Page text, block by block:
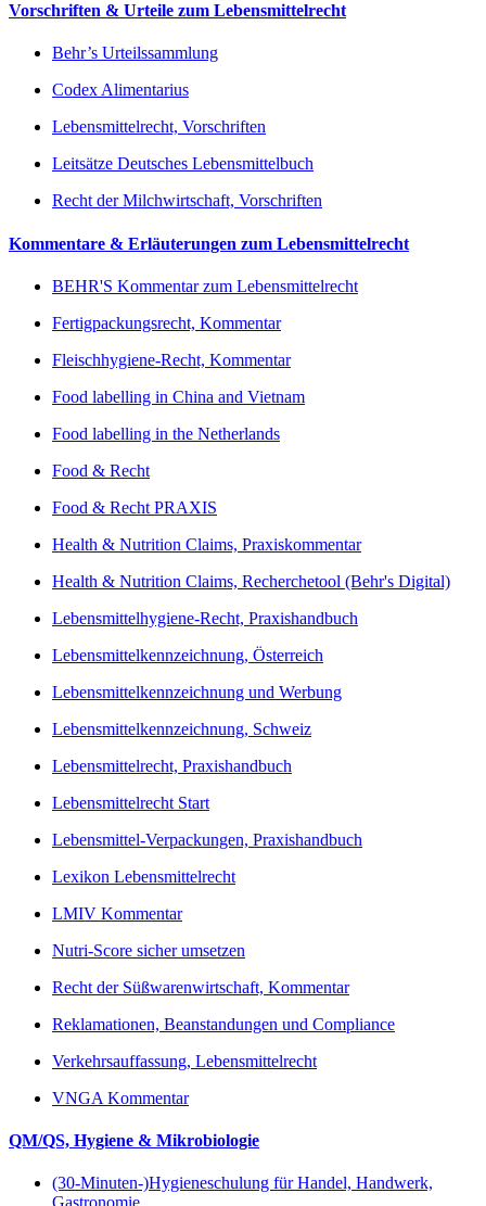
Vorschriften & Urteile zum Lebensmittelrecht
Behr’s Urteilssammlung
Codex Alimentarius
Lebensmittelrecht, Vorschriften
Leitsätze Deutsches Lebensmittelbuch
Recht der Milchwirtschaft, Vorschriften
Kommentare & Erläuterungen zum Lebensmittelrecht
BEHR'S Kommentar zum Lebensmittelrecht
Fertigpackungsrecht, Kommentar
Fleischhygiene-Recht, Kommentar
Food labelling in China and Vietnam
Food labelling in the Netherlands
Food & Recht
Food & Recht PRAXIS
Health & Nutrition Claims, Praxiskommentar
Health & Nutrition Claims, Recherchetool (Behr's Digital)
Lebensmittelhygiene-Recht, Praxishandbuch
Lebensmittelkennzeichnung, Österreich
Lebensmittelkennzeichnung und Werbung
Lebensmittelkennzeichnung, Schweiz
Lebensmittelrecht, Praxishandbuch
Lebensmittelrecht Start
Lebensmittel-Verpackungen, Praxishandbuch
Lexikon Lebensmittelrecht
LMIV Kommentar
Nutri-Score sicher umsetzen
Recht der Süßwarenwirtschaft, Kommentar
Reklamationen, Beanstandungen und Compliance
Verkehrsauffassung, Lebensmittelrecht
VNGA Kommentar
QM/QS, Hygiene & Mikrobiologie
(30-Minuten-)Hygieneschulung für Handel, Handwerk,